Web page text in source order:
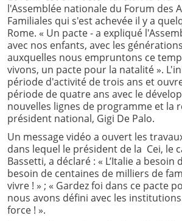
l'Assemblée nationale du Forum des
Familiales qui s'est achevée il y a
Rome. « Un pacte - a expliqué
avec nos enfants, avec les
auxquelles nous empruntons ce
vivons, un pacte pour la natalité ».
période d'activité de trois ans et
période de quatre ans avec le
nouvelles lignes de programme et la
président national, Gigi De Palo.
Un message vidéo a ouvert les
dans lequel le président de la Cei, le
Bassetti, a déclaré : « L’Italie a besoin
besoin de centaines de milliers de
vivre ! » ; « Gardez foi dans ce pacte
nous avons défini avec les
force ! ».